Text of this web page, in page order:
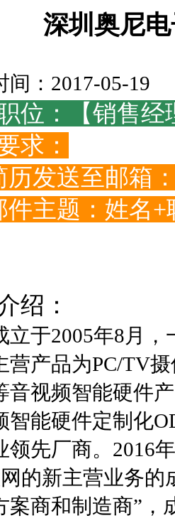
深圳奥尼
间： 2017-05-19
位：【销售经
求：
历发送至邮箱
件主题：姓名
绍：
立于2005年8月
营产品为PC/TV
音视频智能硬件
智能硬件定制化
领先厂商。2016
的新主营业务的
案商和制造商”，